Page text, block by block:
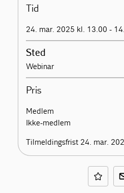
Tid
24. mar. 2025 kl. 13.00 -
Sted
Webinar
Pris
Medlem
Ikke-medlem
Tilmeldingsfrist 24. mar.